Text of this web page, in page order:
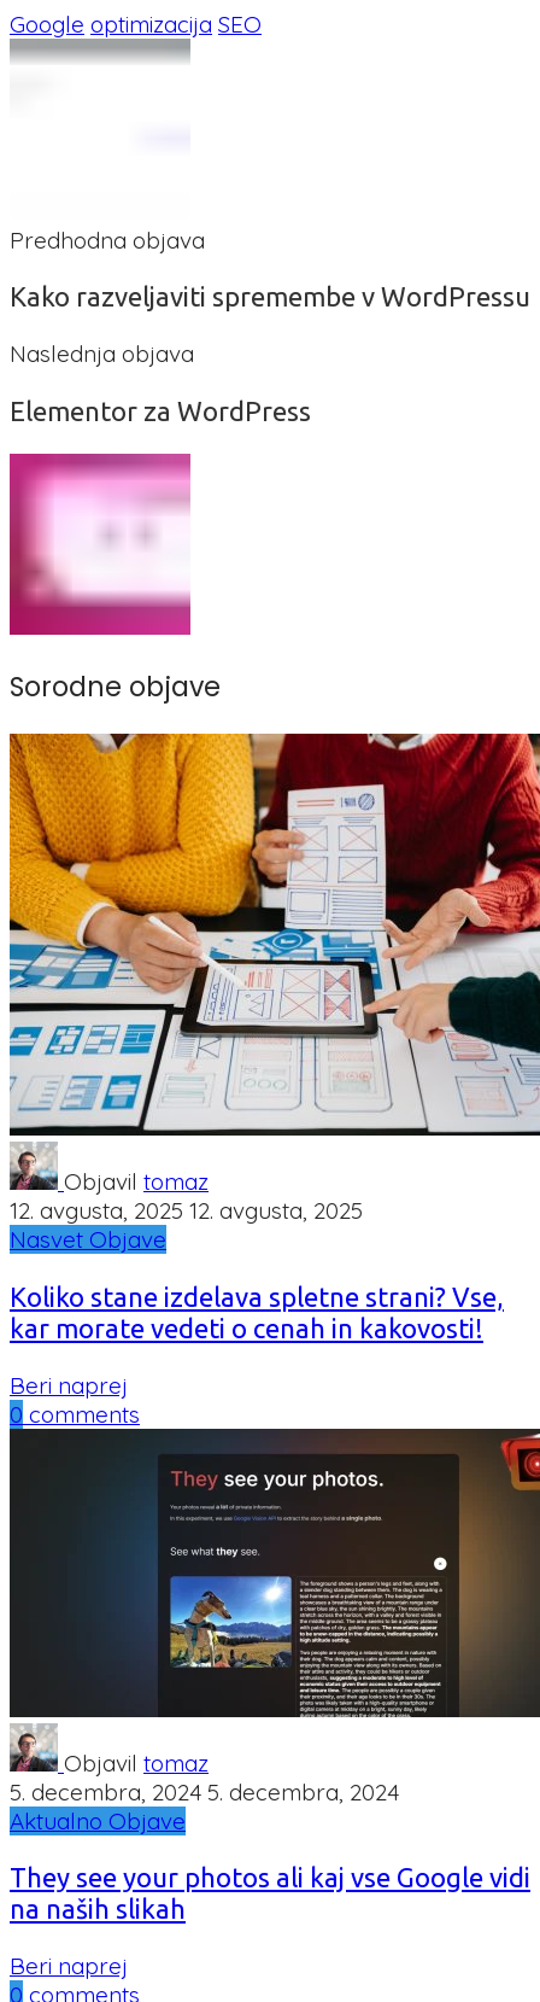
Google optimizacija SEO
Predhodna objava
Kako razveljaviti spremembe v WordPressu
Naslednja objava
Elementor za WordPress
Sorodne objave
Objavil tomaz
12. avgusta, 2025 12. avgusta, 2025
Nasvet Objave
Koliko stane izdelava spletne strani? Vse,
kar morate vedeti o cenah in kakovosti!
Beri naprej
0 comments
Objavil tomaz
5. decembra, 2024 5. decembra, 2024
Aktualno Objave
They see your photos ali kaj vse Google vidi
na naših slikah
Beri naprej
0 comments